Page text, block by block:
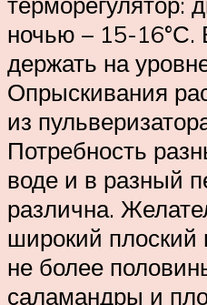
ночью – 15-16°С.
держать на
Опрыскивания
из
Потребность
воде и в разный
различна.
широкий плоский
не более
саламандры и